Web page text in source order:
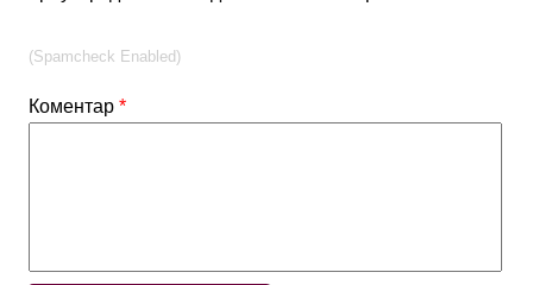
Коментар*
(Spamcheck Enabled)